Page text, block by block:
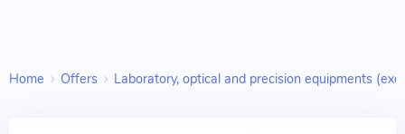
Home Offers Laboratory, optical and precision equipments